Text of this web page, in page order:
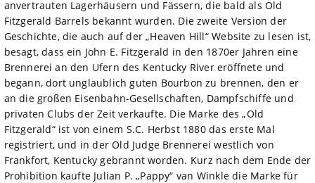
anvertrauten Lagerhäusern und Fässern, die bald als Old
Fitzgerald Barrels bekannt wurden. Die zweite Version der
Geschichte, die auch auf der „Heaven Hill“ Website zu lesen ist,
besagt, dass ein John E. Fitzgerald in den 1870er Jahren eine
Brennerei an den Ufern des Kentucky River eröffnete und
begann, dort unglaublich guten Bourbon zu brennen, den er
an die großen Eisenbahn-Gesellschaften, Dampfschiffe und
privaten Clubs der Zeit verkaufte. Die Marke des „Old
Fitzgerald“ ist von einem S.C. Herbst 1880 das erste Mal
registriert, und in der Old Judge Brennerei westlich von
Frankfort, Kentucky gebrannt worden. Kurz nach dem Ende der
Prohibition kaufte Julian P. „Pappy“ van Winkle die Marke für